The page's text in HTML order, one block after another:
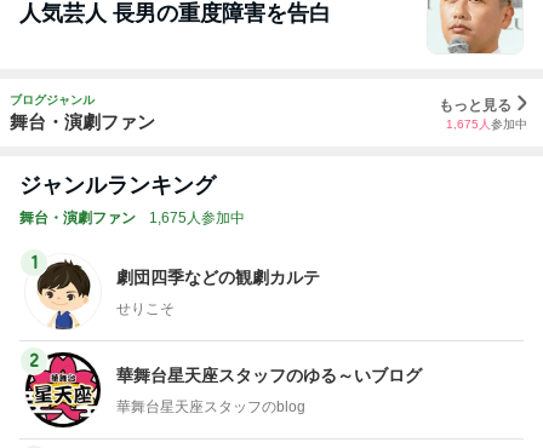
人気芸人 長男の重度障害を告白
ブログジャンル
舞台・演劇ファン
もっと見る
1,675 人 参加中
ジャンルランキング
舞台・演劇ファン 1,675人参加中
1
劇団四季などの観劇カルテ
せりこそ
2
華舞台星天座スタッフのゆる～いブログ
華舞台星天座スタッフのblog